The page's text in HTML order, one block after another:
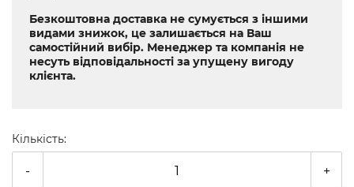
Безкоштовна доставка не сумується з іншими
видами знижок, це залишається на Ваш
самостійний вибір. Менеджер та компанія не
несуть відповідальності за упущену вигоду
клієнта.
Кількість:
- +